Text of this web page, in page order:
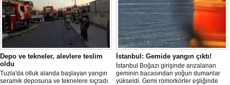
Depo ve tekneler, alevlere teslim
oldu
Tuzla'da otluk alanda başlayan yangın
seramik deposuna ve teknelere sıçradı.
İstanbul: Gemide yangın çıktı!
İstanbul Boğazı girişinde arızalanan
geminin bacasından yoğun dumanlar
yükseldi. Gemi römorkörler eşliğinde